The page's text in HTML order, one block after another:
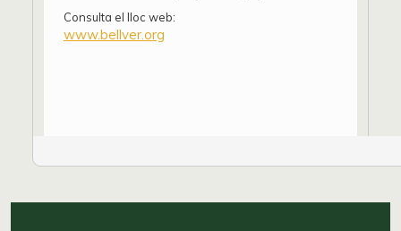
Consulta el lloc web:
www.bellver.org